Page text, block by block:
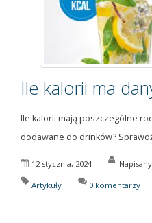
Ile kalorii ma
Ile kalorii mają poszczególne
dodawane do drinków? Sprawdź!
12 stycznia, 2024
Artykuły 0 komentarzy